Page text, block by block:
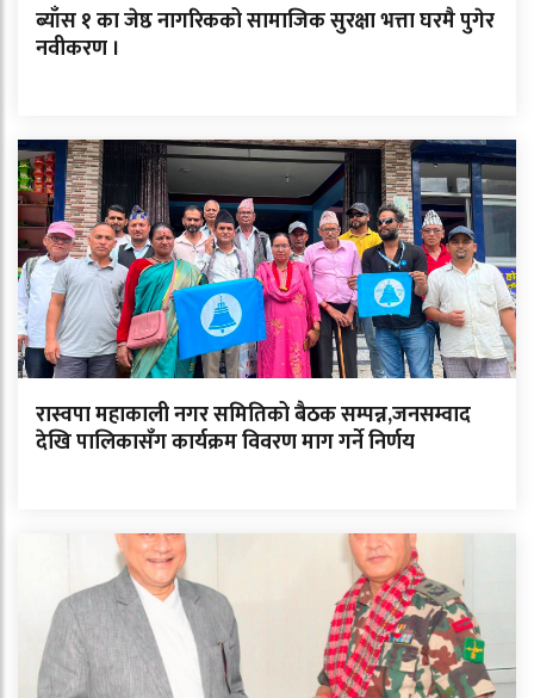
ब्याँस १ का जेष्ठ नागरिकको सामाजिक सुरक्षा भत्ता घरमै पुगेर
नवीकरण ।
रास्वपा महाकाली नगर समितिको बैठक सम्पन्न,जनसम्वाद
देखि पालिकासँग कार्यक्रम विवरण माग गर्ने निर्णय